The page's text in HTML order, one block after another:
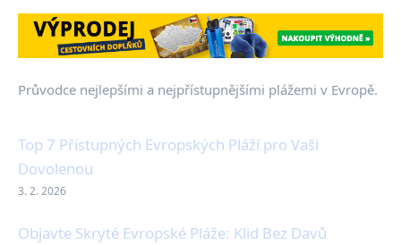
Průvodce nejlepšími a nejpřístupnějšími plážemi v Evropě.
Top 7 Přístupných Evropských Pláží pro Vaši
Dovolenou
3. 2. 2026
Objavte Skryté Evropské Pláže: Klid Bez Davů